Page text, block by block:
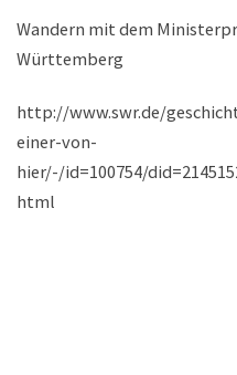
Wandern mit dem
Württemberg
http://www.swr.de/
einer-von-
hier/-/id=100754/
html